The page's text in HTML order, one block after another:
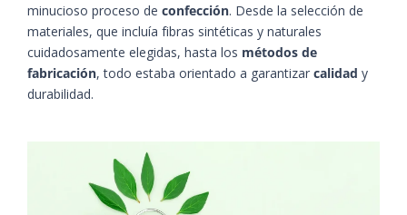
minucioso proceso de confección. Desde la selección de
materiales, que incluía fibras sintéticas y naturales
cuidadosamente elegidas, hasta los métodos de
fabricación, todo estaba orientado a garantizar calidad y
durabilidad.